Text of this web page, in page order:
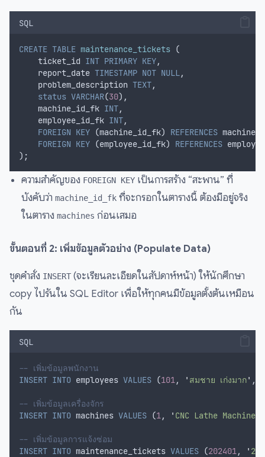
SQL
CREATE TABLE maintenance_tickets (
    ticket_id
INT PRIMARY KEY,
    report_date
TIMESTAMP NOT NULL,
    problem_description
TEXT,
status VARCHAR(30),
    machine_id_fk
INT,
    employee_id_fk
INT,
FOREIGN KEY (machine_id_fk) REFERENCES
FOREIGN KEY (employee_id_fk) REFERENCES
);
ความสำคัญของ FOREIGN KEY เป็นการสร้าง “สะพาน” ที่
บังคับว่าmachine_id_fk ที่จะกรอกในตารางนี้ ต้องมีอยู่จริง
ในตารางmachines ก่อนเสมอ
ขั้นตอนที่ 2: เพิ่มข้อมูลตัวอย่าง (Populate Data)
ชุดคำสั่ง INSERT (จะเรียนละเอียดในสัปดาห์หน้า) ให้นักศึกษา
copy ไปรันใน SQL Editor เพื่อให้ทุกคนมีข้อมูลตั้งต้นเหมือน
กัน
SQL
-- เพิ่มข้อมูลพนักงาน
INSERT INTO employees VALUES (101 , ' สมชาย เก่งมาก' ,
-- เพิ่มข้อมูลเครื่องจักร
INSERT INTO machines VALUES (1 , ' CNC Lathe Machine
-- เพิ่มข้อมูลการแจ้งซ่อม
INSERT INTO maintenance_tickets VALUES (202401 , '